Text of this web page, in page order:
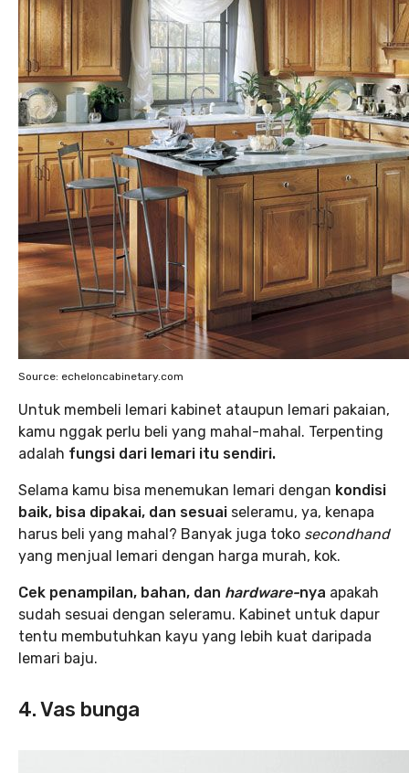
Source: echeloncabinetary.com
Untuk membeli lemari kabinet ataupun lemari pakaian,
kamu nggak perlu beli yang mahal-mahal. Terpenting
adalah fungsi dari lemari itu sendiri.
Selama kamu bisa menemukan lemari dengan kondisi
baik, bisa dipakai, dan sesuai seleramu, ya, kenapa
harus beli yang mahal? Banyak juga toko secondhand
yang menjual lemari dengan harga murah, kok.
Cek penampilan, bahan, dan hardware-nya apakah
sudah sesuai dengan seleramu. Kabinet untuk dapur
tentu membutuhkan kayu yang lebih kuat daripada
lemari baju.
4. Vas bunga